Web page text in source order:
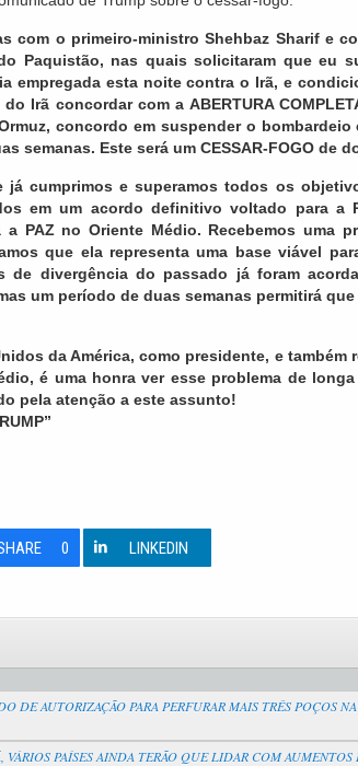
com o primeiro-ministro Shehbaz Sharif e
Paquistão, nas quais solicitaram que eu
empregada esta noite contra o Irã, e
Irã concordar com a ABERTURA
concordo em suspender o bombardeio
semanas. Este será um CESSAR-FOGO de
já cumprimos e superamos todos os
em um acordo definitivo voltado para a
PAZ no Oriente Médio. Recebemos uma
que ela representa uma base viável
de divergência do passado já foram
um período de duas semanas permitirá
da América, como presidente, e também
é uma honra ver esse problema de
pela atenção a este assunto!
0 LINKEDIN
DE AUTORIZAÇÃO PARA PERFURAR MAIS TRÊS POÇOS
VÁRIOS PAÍSES AINDA TERÃO QUE LIDAR COM